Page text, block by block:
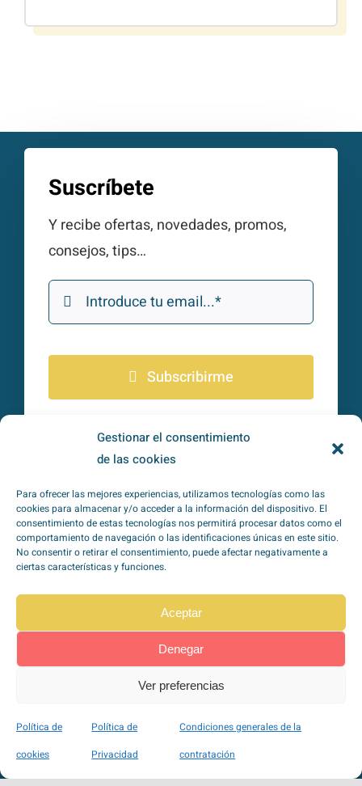
Gestionar el consentimiento
de las cookies
Para ofrecer las mejores experiencias, utilizamos tecnologías como las
cookies para almacenar y/o acceder a la información del dispositivo. El
consentimiento de estas tecnologías nos permitirá procesar datos como el
comportamiento de navegación o las identificaciones únicas en este sitio.
No consentir o retirar el consentimiento, puede afectar negativamente a
ciertas características y funciones.
Aceptar
Denegar
Ver preferencias
Política de
cookies
Política de
Privacidad
Condiciones generales de la
contratación
Suscríbete
Y recibe ofertas, novedades, promos,
consejos, tips…
Subscribirme
He leído y acepto lapolítica de
privacidad*
Pago seguro a través de Stripe
VISA, Mastercard, Maestro, American Express, …